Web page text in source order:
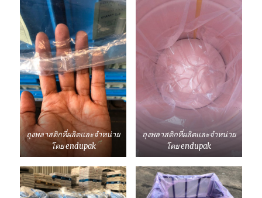
ทั้ง
ขนาด
เล็ก-
ใหญ่
(พร้อม
ตัวอย่าง)
ถุงพลาสติกที่ผลิตและจำหน่าย
โดย endupak
ถุงพลาสติกที่ผลิตและจำหน่าย
โดย endupak